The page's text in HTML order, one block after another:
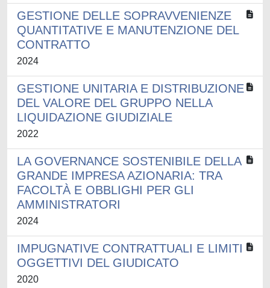
GESTIONE DELLE SOPRAVVENIENZE
QUANTITATIVE E MANUTENZIONE DEL
CONTRATTO
2024
GESTIONE UNITARIA E DISTRIBUZIONE
DEL VALORE DEL GRUPPO NELLA
LIQUIDAZIONE GIUDIZIALE
2022
LA GOVERNANCE SOSTENIBILE DELLA
GRANDE IMPRESA AZIONARIA: TRA
FACOLTÀ E OBBLIGHI PER GLI
AMMINISTRATORI
2024
IMPUGNATIVE CONTRATTUALI E LIMITI
OGGETTIVI DEL GIUDICATO
2020